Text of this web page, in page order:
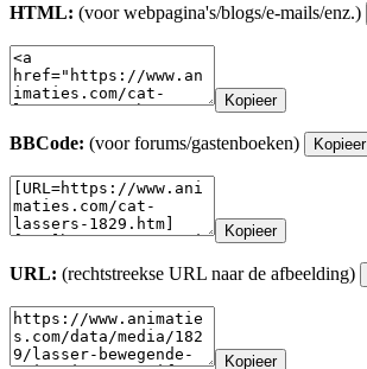
HTML: (voor webpagina's/blogs/e-mails/enz.)
Kopieer
BBCode: (voor forums/gastenboeken) Kopieer
Kopieer
URL: (rechtstreekse URL naar de afbeelding)
Kopieer